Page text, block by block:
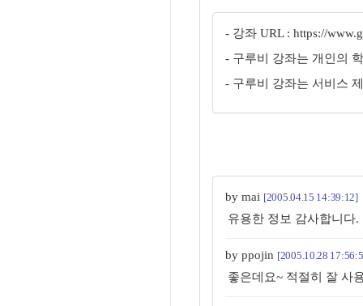
- 강좌 URL : https://
- 구루비 강좌는 개인의
- 구루비 강좌는 서비스
by mai [2005.04.15 14:39:12]
유용한 정보 감사합니다.
by ppojin [2005.10.28
좋은데요~ 적절히 잘 사